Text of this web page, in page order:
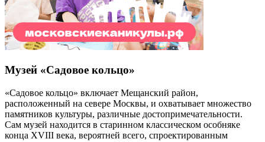
Музей «Садовое кольцо»
«Садовое кольцо» включает Мещанский район,
расположенный на севере Москвы, и охватывает множество
памятников культуры, различные достопримечательности.
Сам музей находится в старинном классическом особняке
конца XVIII века, вероятней всего, спроектированным